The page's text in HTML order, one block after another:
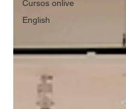
Cursos onlive
English